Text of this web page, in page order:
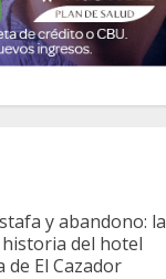
y abandono: la
del hotel
de El Cazador